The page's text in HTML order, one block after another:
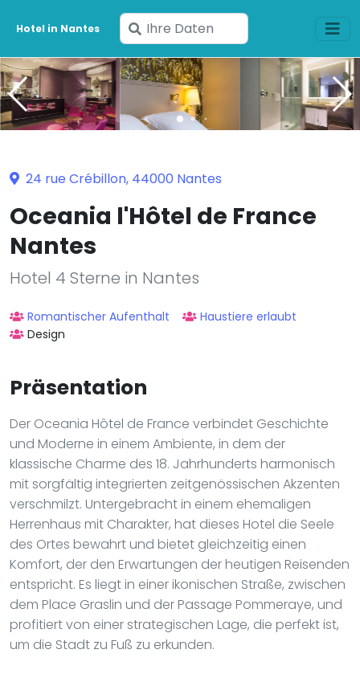
Hotel in Nantes
Geben
Sie
Ihre
Daten
ein
24 rue Crébillon, 44000 Nantes
Oceania l'Hôtel de France
Nantes
Hotel 4 Sterne in Nantes
Romantischer Aufenthalt
Haustiere erlaubt
Design
Präsentation
Der Oceania Hôtel de France verbindet Geschichte
und Moderne in einem Ambiente, in dem der
klassische Charme des 18. Jahrhunderts harmonisch
mit sorgfältig integrierten zeitgenössischen Akzenten
verschmilzt. Untergebracht in einem ehemaligen
Herrenhaus mit Charakter, hat dieses Hotel die Seele
des Ortes bewahrt und bietet gleichzeitig einen
Komfort, der den Erwartungen der heutigen Reisenden
entspricht. Es liegt in einer ikonischen Straße, zwischen
dem Place Graslin und der Passage Pommeraye, und
profitiert von einer strategischen Lage, die perfekt ist,
um die Stadt zu Fuß zu erkunden.